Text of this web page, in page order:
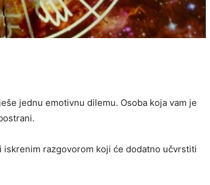
jednu emotivnu dilemu. Osoba koja vam je
razgovorom koji će dodatno učvrstiti